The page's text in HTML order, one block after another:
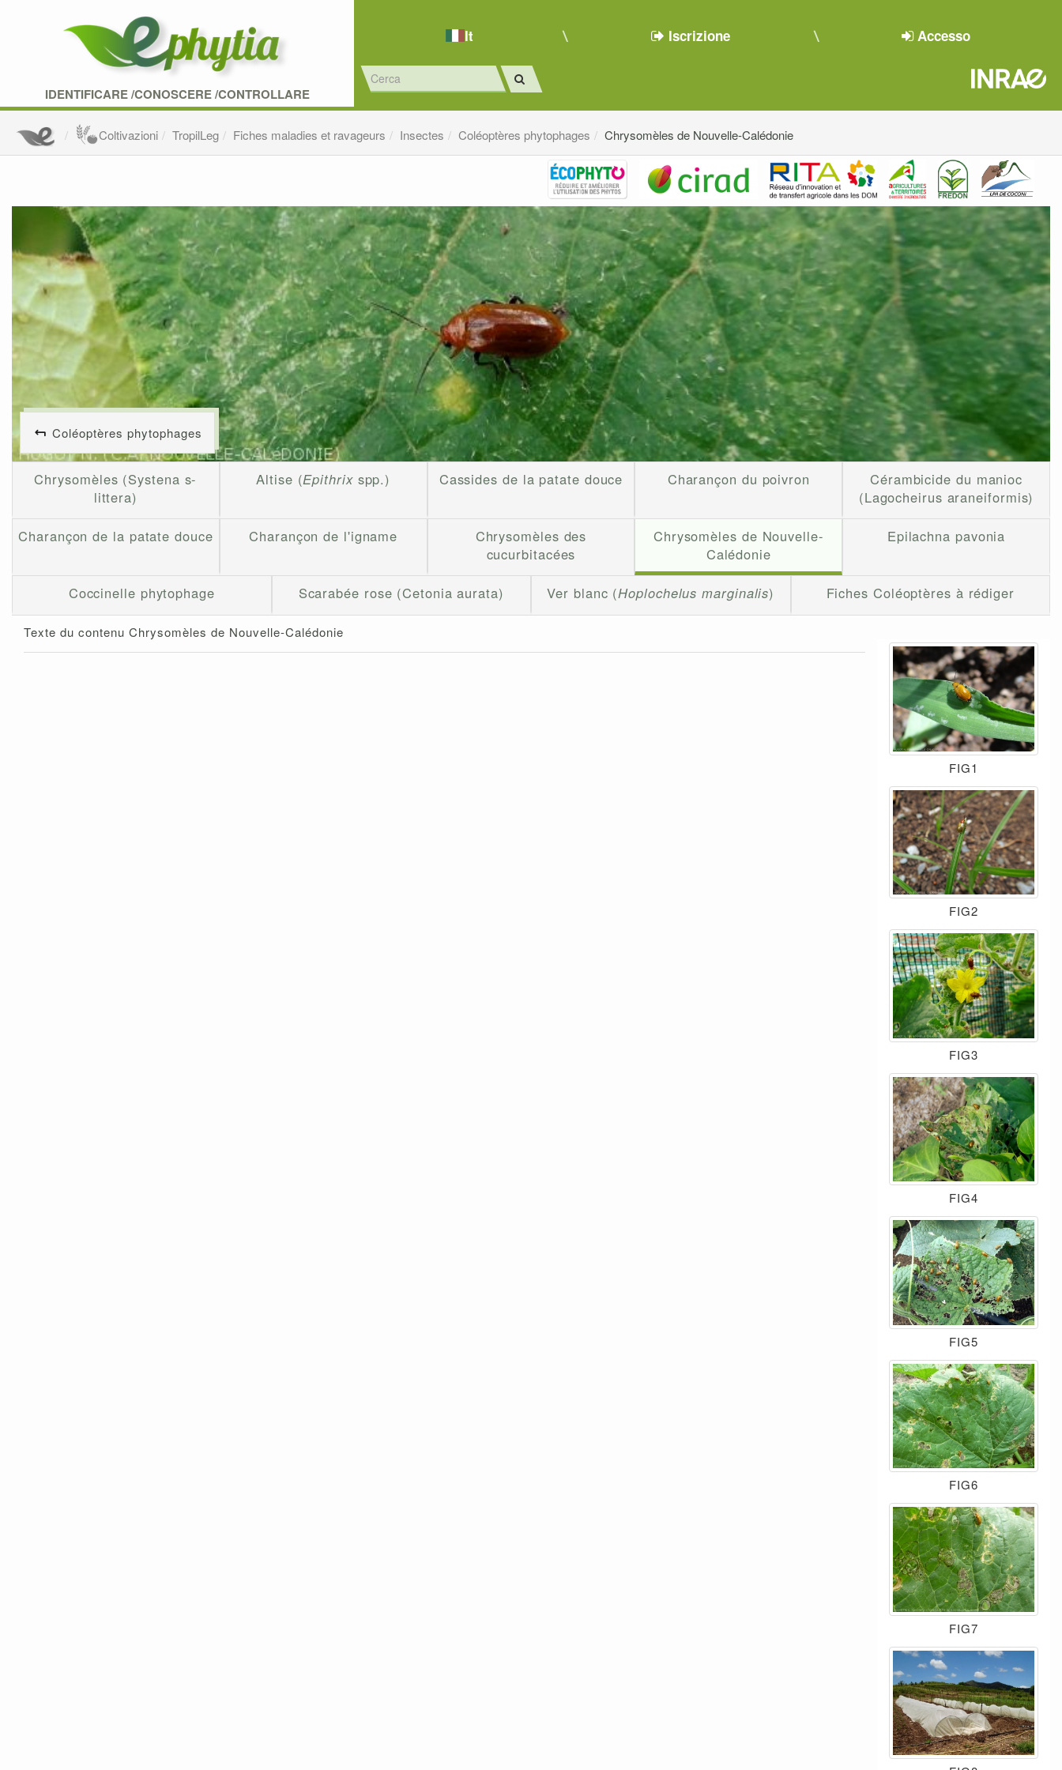
IDENTIFICARE /CONOSCERE /CONTROLLARE
It Iscrizione Accesso
Coltivazioni TropilLeg Fiches maladies et ravageurs Insectes Coléoptères phytophages Chrysomèles de Nouvelle-Calédonie
Coléoptères phytophages
Chrysomèles (Systena s-
littera)
Altise (Epithrixspp.) Cassides de la patate douce Charançon du poivron
Cérambicide du manioc
(Lagocheirus araneiformis)
Charançon de la patate douce Charançon de l'igname
Chrysomèles des
cucurbitacées
Chrysomèles de Nouvelle-
Calédonie
Epilachna pavonia
Coccinelle phytophage Scarabée rose (Cetonia aurata) Ver blanc (Hoplochelus marginalis) Fiches Coléoptères à rédiger
Texte du contenu Chrysomèles de Nouvelle-Calédonie
FIG1
FIG2
FIG3
FIG4
FIG5
FIG6
FIG7